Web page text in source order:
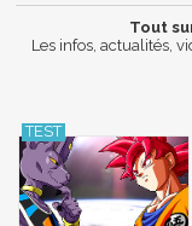
Tout
Les infos, actualités,